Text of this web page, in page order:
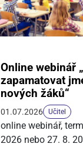
Online webinář
zapamatovat
nových žáků“
01.07.2026 Učitel
online webinář,
2026 nebo 27. 8.